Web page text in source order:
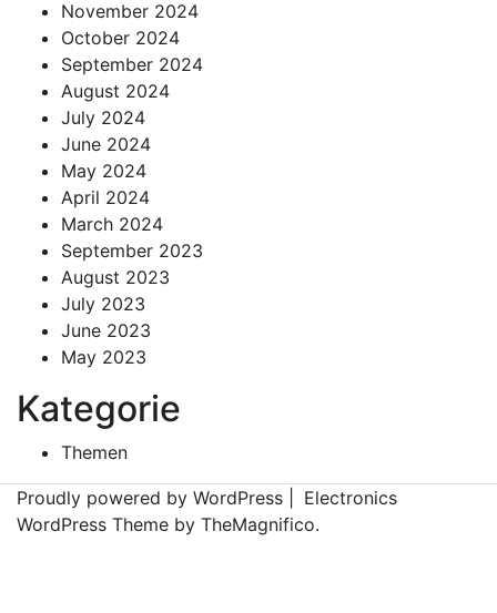
November 2024
October 2024
September 2024
August 2024
July 2024
June 2024
May 2024
April 2024
March 2024
September 2023
August 2023
July 2023
June 2023
May 2023
Kategorie
Themen
Proudly powered by WordPress
Electronics
WordPress Theme by TheMagnifico.